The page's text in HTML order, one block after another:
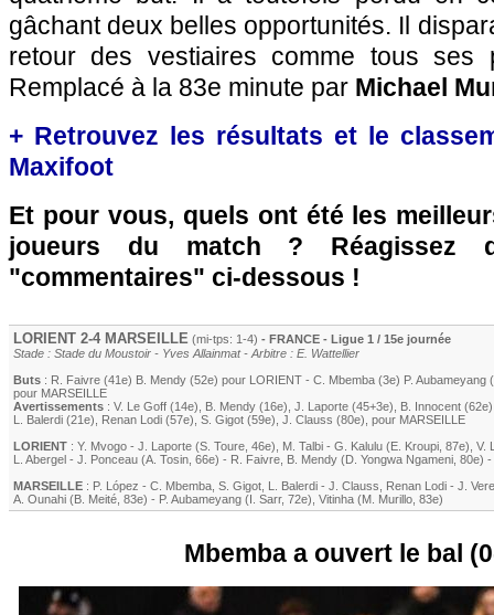
gâchant deux belles opportunités. Il
retour des vestiaires comme tous ses
Remplacé à la 83e minute par Michael
+ Retrouvez les résultats et le
Maxifoot
Et pour vous, quels ont été les
joueurs du match ? Réagissez
"commentaires" ci-dessous !
LORIENT 2-4 MARSEILLE (mi-tps: 1-4) - FRANCE - Ligue 1 / 15e journée
Stade : Stade du Moustoir - Yves Allainmat - Arbitre : E. Wattellier
Buts : R. Faivre (41e) B. Mendy (52e) pour LORIENT - C. Mbemba (3e) P. Aubameyang
pour MARSEILLE
Avertissements : V. Le Goff (14e) B. Mendy (16e) J. Laporte (45+3e) B. Innocent (62e)
L. Balerdi (21e) Renan Lodi (57e) S. Gigot (59e) J. Clauss (80e) , pour MARSEILLE
LORIENT : Y. Mvogo - J. Laporte (S. Toure , 46e) M. Talbi - G. Kalulu (E. Kroupi , 87e) V.
L. Abergel - J. Ponceau (A. Tosin , 66e) - R. Faivre B. Mendy (D. Yongwa Ngameni , 80e) -
MARSEILLE : P. López - C. Mbemba S. Gigot L. Balerdi - J. Clauss Renan Lodi - J.
A. Ounahi (B. Meité , 83e) - P. Aubameyang (I. Sarr, 72e) Vitinha (M. Murillo , 83e)
Mbemba a ouvert le bal